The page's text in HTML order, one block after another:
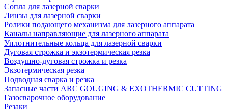
Сопла для лазерной сварки
Линзы для лазерной сварки
Ролики подающего механизма для лазерного аппарата
Каналы направляющие для лазерного аппарата
Уплотнительные кольца для лазерной сварки
Дуговая строжка и экзотермическая резка
Воздушно-дуговая строжка и резка
Экзотермическая резка
Подводная сварка и резка
Запасные части ARC GOUGING & EXOTHERMIC CUTTING
Газосварочное оборудование
Резаки